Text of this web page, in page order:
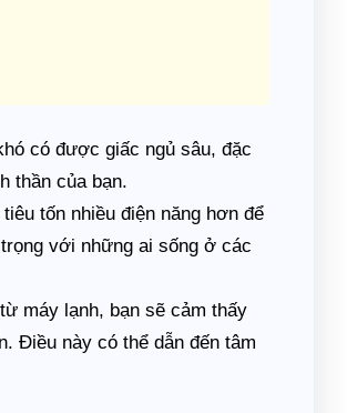
có được giấc ngủ sâu, đặc
thần của bạn.
tốn nhiều điện năng hơn để
với những ai sống ở các
máy lạnh, bạn sẽ cảm thấy
Điều này có thể dẫn đến tâm